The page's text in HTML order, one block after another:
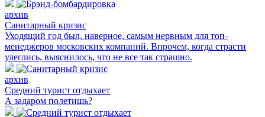
архив
Санитарный кризис
Уходящий год был, наверное, самым нервным для топ-
менеджеров московских компаний. Впрочем, когда страсти
улеглись, выяснилось, что не все так страшно.
архив
Средний турист отдыхает
А задаром полетишь?